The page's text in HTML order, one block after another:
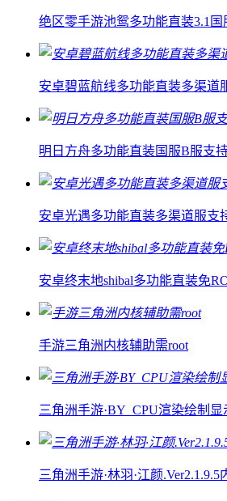
绝区零手游池鸳多功能直装3.1国
安卓碧蓝航线多功能直装多渠道
明日方舟多功能直装国服B服支
安卓光遇多功能直装多渠道服支
安卓终末地shibal多功能直装免
手游三角洲内核辅助需root
三角洲手游·BY_CPU渲染绘制
三角洲手游·林羽·江颜